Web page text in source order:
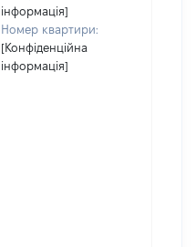
інформація]
Номер квартири:
[Конфіденційна
інформація]